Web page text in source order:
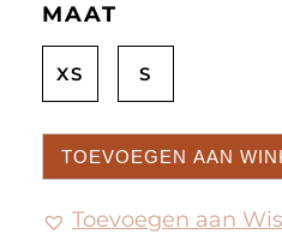
MAAT
XS S
TOEVOEGEN AAN
Toevoegen aan